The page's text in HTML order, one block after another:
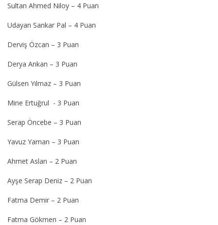
Sultan Ahmed Niloy – 4 Puan
Udayan Sankar Pal – 4 Puan
Derviş Özcan – 3 Puan
Derya Arıkan – 3 Puan
Gülsen Yılmaz – 3 Puan
Mine Ertuğrul - 3 Puan
Serap Öncebe – 3 Puan
Yavuz Yaman – 3 Puan
Ahmet Aslan – 2 Puan
Ayşe Serap Deniz – 2 Puan
Fatma Demir – 2 Puan
Fatma Gökmen – 2 Puan